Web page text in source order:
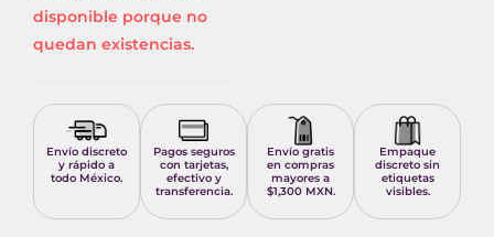
disponible porque no
quedan existencias.
Envío discreto
y rápido a
todo México.
Pagos seguros
con tarjetas,
efectivo y
transferencia.
Envío gratis
en compras
mayores a
$1,300 MXN.
Empaque
discreto sin
etiquetas
visibles.